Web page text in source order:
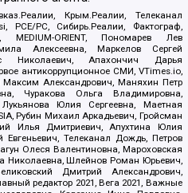
Крым.Реалии, Телеканал
PC, Сибирь.Реалии, Фактограф,
ORIENT, Пономарев Лев
Алексеевна, Маркелов Сергей
Николаевич, Апахончич Дарья
антикоррупционное СМИ, VTimes.io,
Александрович, Маняхин Петр
Чуракова Ольга Владимировна,
Юлия Сергеевна, Маетная
Рубин Михаил Аркадьевич, Гройсман
Илья Дмитриевич, Апухтина Юлия
Телеканал Дождь, Петров
Олеся Валентиновна, Мароховская
Николаевна, Шлейнов Роман Юрьевич,
Дмитрий Александрович,
редактор 2021, Вега 2021, Важные